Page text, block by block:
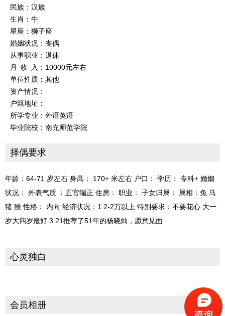
民族：汉族
生肖：牛
星座：狮子座
婚姻状况：丧偶
从事职业：退休
月 收 入：10000元左右
单位性质：其他
资产情况：
户籍地址：
所学专业：外语英语
毕业院校：南充师范学院
择偶要求
年龄：64-71 岁左右 身高： 170+ 米左右 户口： 学历： 专科+ 婚姻
状况： 外表气质 ：五官端正 住房： 职业： 子女归属： 属相：兔 马
猪 猴 性格： 内向 经济状况：1.2-2万以上 特别要求：不要花心 大一
岁大四岁最好 3.21推荐了51年的杨晓灿，愿意见面
心灵独白
会员相册